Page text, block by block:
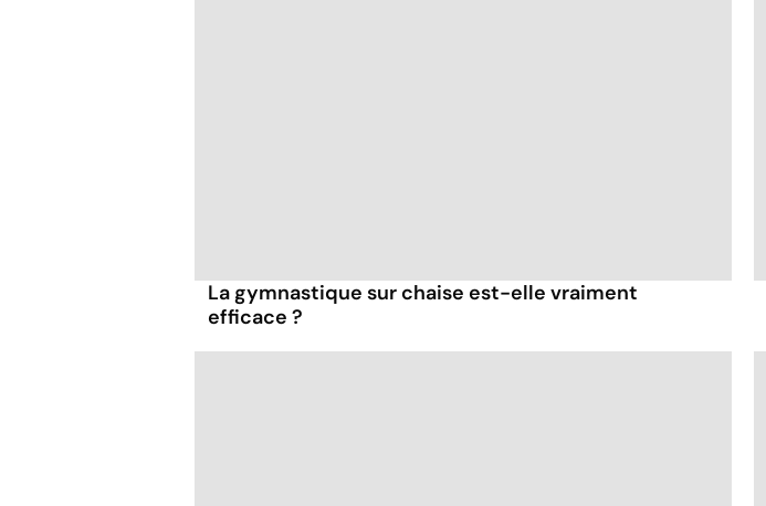
La gymnastique sur chaise est-elle vraiment
efficace ?